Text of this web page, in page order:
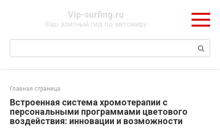
Vip-surfing.ru
Ваш элитный гид по автомиру
Поиск:
Главная страница
Встроенная система хромотерапии с
персональными программами цветового
воздействия: инновации и возможности